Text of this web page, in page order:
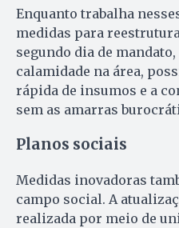
Enquanto trabalha
medidas para
segundo dia de
calamidade na área,
rápida de insumos e a
sem as amarras
Planos sociais
Medidas inovadoras
campo social. A
realizada por meio de